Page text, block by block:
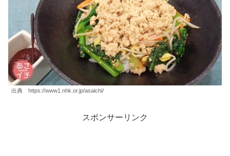
出典 https://www1.nhk.or.jp/asaichi/
スポンサーリンク